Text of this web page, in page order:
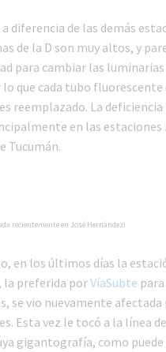
a diferencia de las demás
de la D son muy altos, y
para cambiar las luminarias
que cada tubo fluorescente
reemplazado. La
en las estaciones
Tucumán.
recientemente en José Hernández)
en los últimos días la
la preferida porVíaSubte
se vio nuevamente
Esta vez le tocó a la línea
gigantografía, como